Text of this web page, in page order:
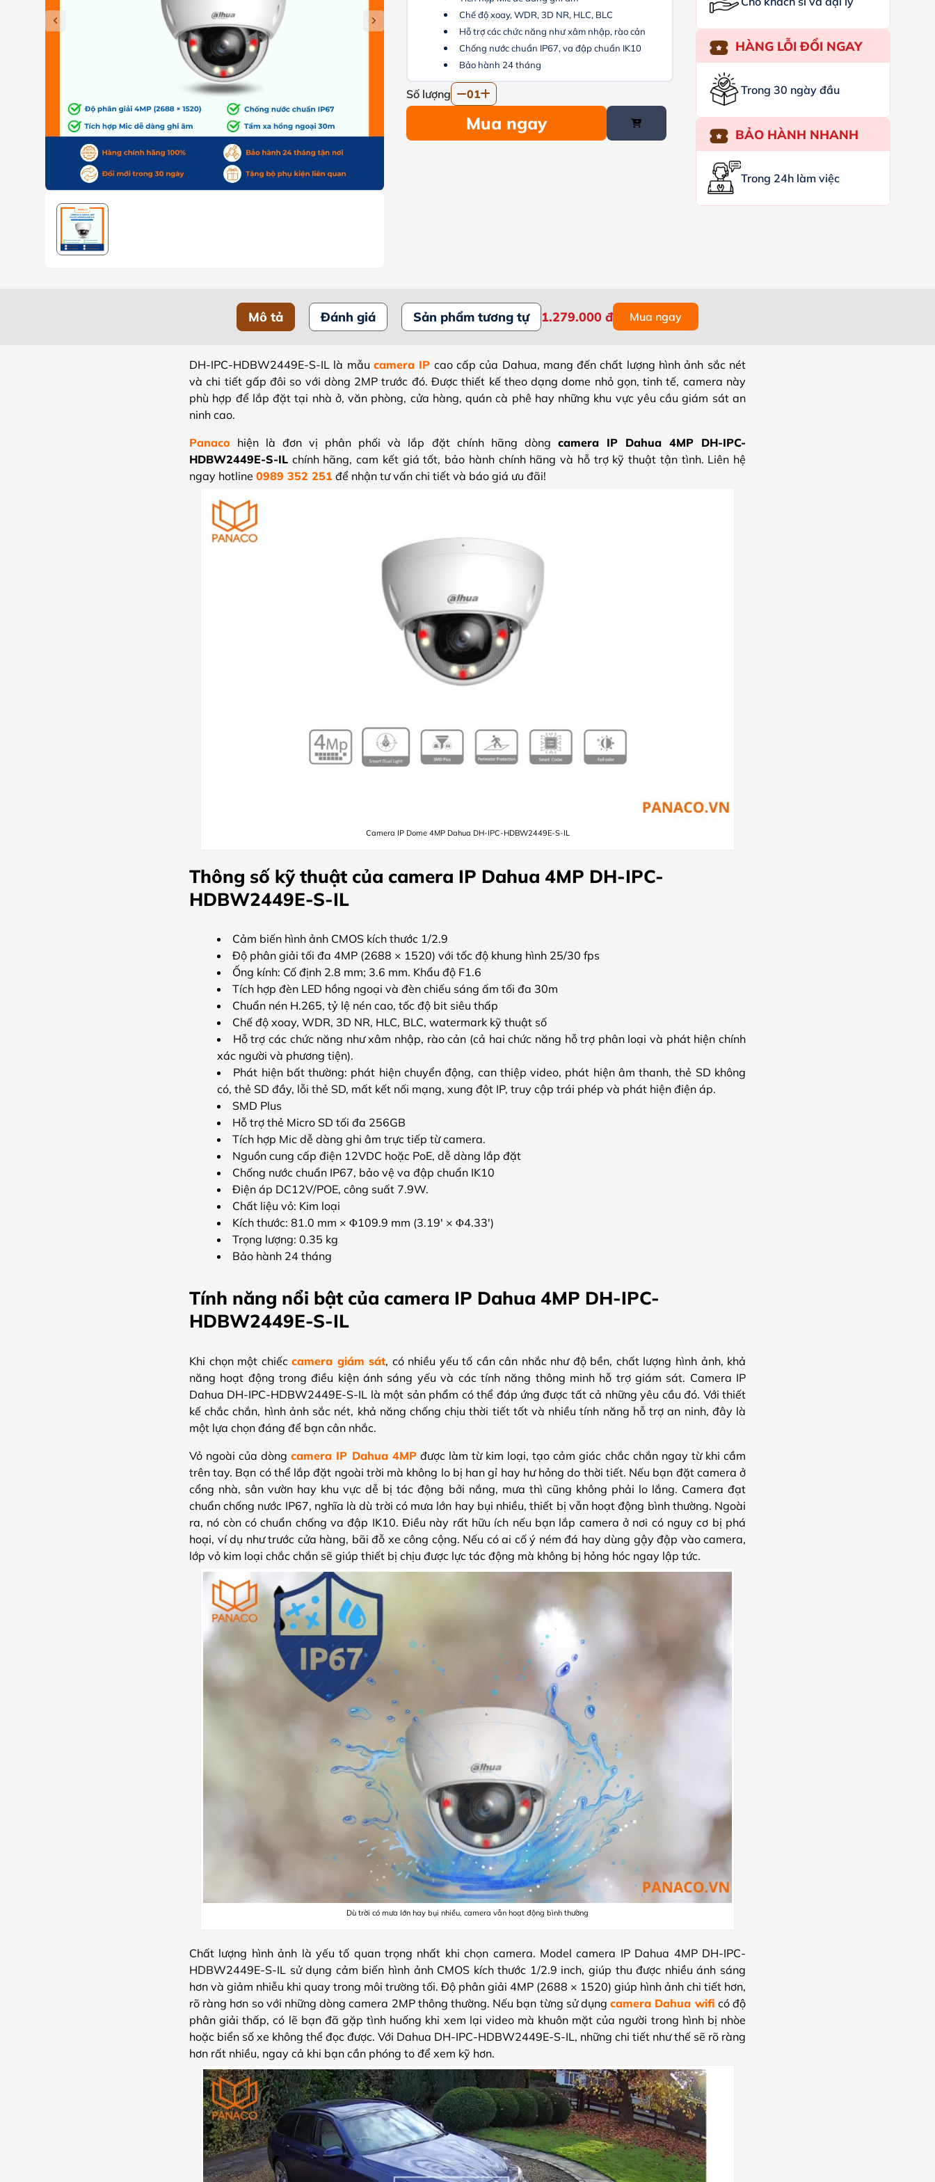
Chế độ xoay, WDR, 3D NR, HLC, BLC
Hỗ trợ các chức năng như xâm nhập, rào cản
Chống nước chuẩn IP67, va đập chuẩn IK10
Bảo hành 24 tháng
Số lượng 01
Mua ngay
HÀNG LỖI ĐỔI NGAY
Trong 30 ngày đầu
BẢO HÀNH NHANH
Trong 24h làm việc
Mô tả Đánh giá Sản phẩm tương tự 1.279.000 đ Mua ngay
DH-IPC-HDBW2449E-S-IL là mẫu camera IP cao cấp của Dahua, mang đến chất lượng hình ảnh sắc nét
và chi tiết gấp đôi so với dòng 2MP trước đó. Được thiết kế theo dạng dome nhỏ gọn, tinh tế, camera này
phù hợp để lắp đặt tại nhà ở, văn phòng, cửa hàng, quán cà phê hay những khu vực yêu cầu giám sát an
ninh cao.
Panaco hiện là đơn vị phân phối và lắp đặt chính hãng dòng camera IP Dahua 4MP DH-IPC-
HDBW2449E-S-IL chính hãng, cam kết giá tốt, bảo hành chính hãng và hỗ trợ kỹ thuật tận tình. Liên hệ
ngay hotline 0989 352 251 để nhận tư vấn chi tiết và báo giá ưu đãi!
Camera IP Dome 4MP Dahua DH-IPC-HDBW2449E-S-IL
Thông số kỹ thuật của camera IP Dahua 4MP DH-IPC-
HDBW2449E-S-IL
Cảm biến hình ảnh CMOS kích thước 1/2.9
Độ phân giải tối đa 4MP (2688 × 1520) với tốc độ khung hình 25/30 fps
Ống kính: Cố định 2.8 mm; 3.6 mm. Khẩu độ F1.6
Tích hợp đèn LED hồng ngoại và đèn chiếu sáng ấm tối đa 30m
Chuẩn nén H.265, tỷ lệ nén cao, tốc độ bit siêu thấp
Chế độ xoay, WDR, 3D NR, HLC, BLC, watermark kỹ thuật số
Hỗ trợ các chức năng như xâm nhập, rào cản (cả hai chức năng hỗ trợ phân loại và phát hiện chính
xác người và phương tiện).
Phát hiện bất thường: phát hiện chuyển động, can thiệp video, phát hiện âm thanh, thẻ SD không
có, thẻ SD đầy, lỗi thẻ SD, mất kết nối mạng, xung đột IP, truy cập trái phép và phát hiện điện áp.
SMD Plus
Hỗ trợ thẻ Micro SD tối đa 256GB
Tích hợp Mic dễ dàng ghi âm trực tiếp từ camera.
Nguồn cung cấp điện 12VDC hoặc PoE, dễ dàng lắp đặt
Chống nước chuẩn IP67, bảo vệ va đập chuẩn IK10
Điện áp DC12V/POE, công suất 7.9W.
Chất liệu vỏ: Kim loại
Kích thước: 81.0 mm × Φ109.9 mm (3.19′ × Φ4.33′)
Trọng lượng: 0.35 kg
Bảo hành 24 tháng
Tính năng nổi bật của camera IP Dahua 4MP DH-IPC-
HDBW2449E-S-IL
Khi chọn một chiếccamera giám sát, có nhiều yếu tố cần cân nhắc như độ bền, chất lượng hình ảnh, khả
năng hoạt động trong điều kiện ánh sáng yếu và các tính năng thông minh hỗ trợ giám sát. Camera IP
Dahua DH-IPC-HDBW2449E-S-IL là một sản phẩm có thể đáp ứng được tất cả những yêu cầu đó. Với thiết
kế chắc chắn, hình ảnh sắc nét, khả năng chống chịu thời tiết tốt và nhiều tính năng hỗ trợ an ninh, đây là
một lựa chọn đáng để bạn cân nhắc.
Vỏ ngoài của dòngcamera IP Dahua 4MPđược làm từ kim loại, tạo cảm giác chắc chắn ngay từ khi cầm
trên tay. Bạn có thể lắp đặt ngoài trời mà không lo bị han gỉ hay hư hỏng do thời tiết. Nếu bạn đặt camera ở
cổng nhà, sân vườn hay khu vực dễ bị tác động bởi nắng, mưa thì cũng không phải lo lắng. Camera đạt
chuẩn chống nước IP67, nghĩa là dù trời có mưa lớn hay bụi nhiều, thiết bị vẫn hoạt động bình thường. Ngoài
ra, nó còn có chuẩn chống va đập IK10. Điều này rất hữu ích nếu bạn lắp camera ở nơi có nguy cơ bị phá
hoại, ví dụ như trước cửa hàng, bãi đỗ xe công cộng. Nếu có ai cố ý ném đá hay dùng gậy đập vào camera,
lớp vỏ kim loại chắc chắn sẽ giúp thiết bị chịu được lực tác động mà không bị hỏng hóc ngay lập tức.
Dù trời có mưa lớn hay bụi nhiều, camera vẫn hoạt động bình thường
Chất lượng hình ảnh là yếu tố quan trọng nhất khi chọn camera. Model camera IP Dahua 4MP DH-IPC-
HDBW2449E-S-IL sử dụng cảm biến hình ảnh CMOS kích thước 1/2.9 inch, giúp thu được nhiều ánh sáng
hơn và giảm nhiễu khi quay trong môi trường tối. Độ phân giải 4MP (2688 × 1520) giúp hình ảnh chi tiết hơn,
rõ ràng hơn so với những dòng camera 2MP thông thường. Nếu bạn từng sử dụngcamera Dahua wifi có độ
phân giải thấp, có lẽ bạn đã gặp tình huống khi xem lại video mà khuôn mặt của người trong hình bị nhòe
hoặc biển số xe không thể đọc được. Với Dahua DH-IPC-HDBW2449E-S-IL, những chi tiết như thế sẽ rõ ràng
hơn rất nhiều, ngay cả khi bạn cần phóng to để xem kỹ hơn.